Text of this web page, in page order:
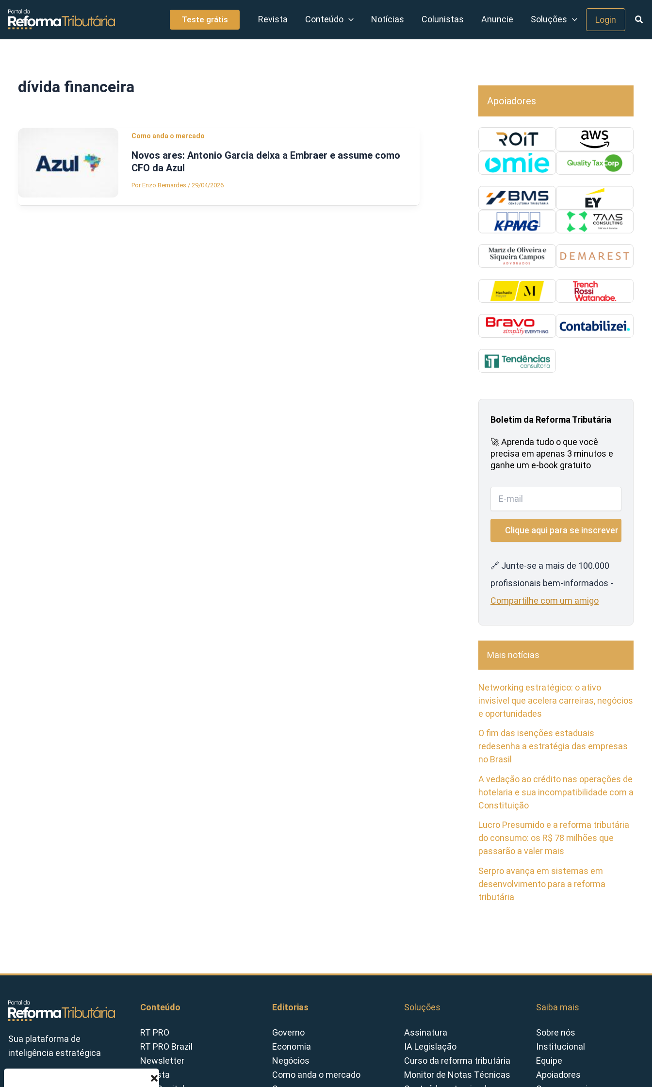
conteúdo
Teste grátis Revista Conteúdo Notícias Colunistas Anuncie Soluções Login
dívida financeira
Como anda o mercado
Novos ares: Antonio Garcia deixa a Embraer e assume como
CFO da Azul
PorEnzo Bernardes / 29/04/2026
Apoiadores
Boletim da Reforma Tributária
🚀 Aprenda tudo o que você
precisa em apenas 3 minutos e
ganhe um e-book gratuito
🔗 Junte-se a mais de 100.000
profissionais bem-informados -
Compartilhe com um amigo
Mais notícias
Networking estratégico: o ativo
invisível que acelera carreiras, negócios
e oportunidades
O fim das isenções estaduais
redesenha a estratégia das empresas
no Brasil
A vedação ao crédito nas operações de
hotelaria e sua incompatibilidade com a
Constituição
Lucro Presumido e a reforma tributária
do consumo: os R$ 78 milhões que
passarão a valer mais
Serpro avança em sistemas em
desenvolvimento para a reforma
tributária
Sua plataforma de
inteligência estratégica
Conteúdo
RT PRO
RT PRO Brazil
Newsletter
Revista
Editorias
Governo
Economia
Negócios
Como anda o mercado
Soluções
Assinatura
IA Legislação
Curso da reforma tributária
Monitor de Notas Técnicas
Saiba mais
Sobre nós
Institucional
Equipe
Apoiadores